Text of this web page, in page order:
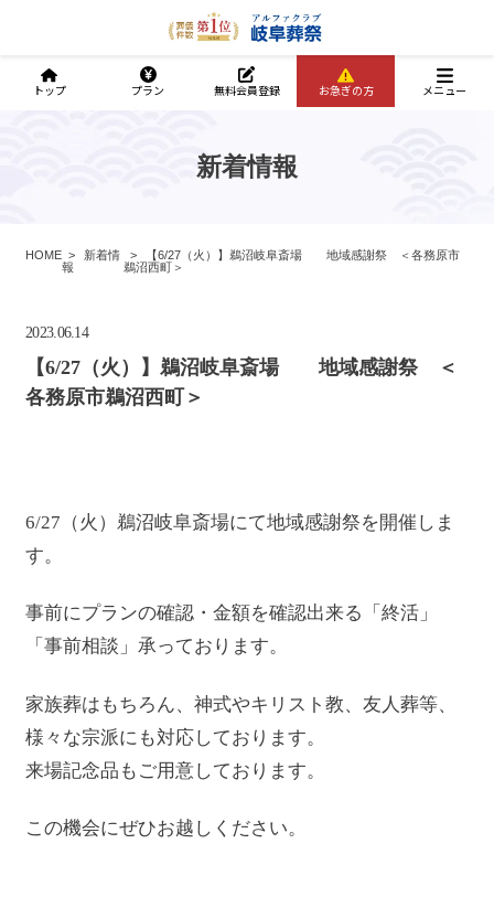
新着情報
HOME
新着情
報
【6/27（火）】鵜沼岐阜斎場 地域感謝祭 ＜各務原市
鵜沼西町＞
2023.06.14
【6/27（火）】鵜沼岐阜斎場 地域感謝祭 ＜
各務原市鵜沼西町＞
6/27（火）鵜沼岐阜斎場にて地域感謝祭を開催しま
す。
事前にプランの確認・金額を確認出来る「終活」
「事前相談」承っております。
家族葬はもちろん、神式やキリスト教、友人葬等、
様々な宗派にも対応しております。
来場記念品もご用意しております。
この機会にぜひお越しください。
トップ プラン 無料会員登録 お急ぎの方 メニュー